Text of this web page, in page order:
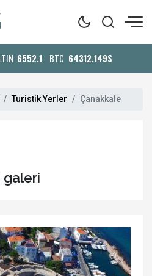
6552.1 BTC 64312.149$
Turistik Yerler Çanakkale